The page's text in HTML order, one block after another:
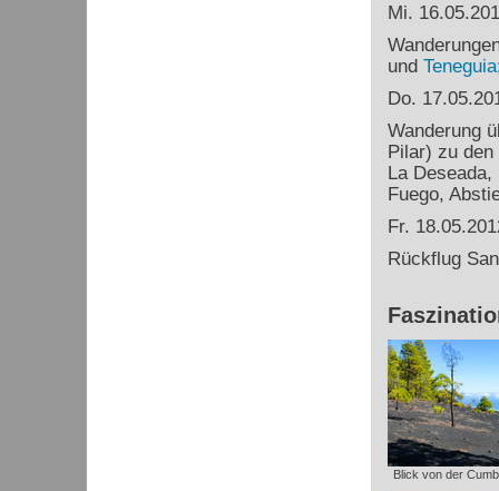
Mi.
und Teneguia
Do.
Wanderung
Pilar) zu den
La Deseada,
Fuego,
Fr.
Rückflug
Blick von der